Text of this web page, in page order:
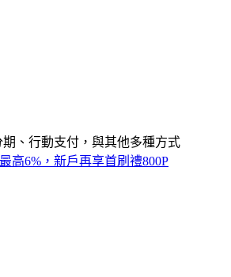
、行動支付，與其他多種方式
高6%，新戶再享首刷禮800P